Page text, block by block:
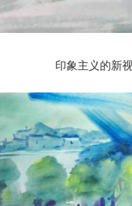
印象主义的新